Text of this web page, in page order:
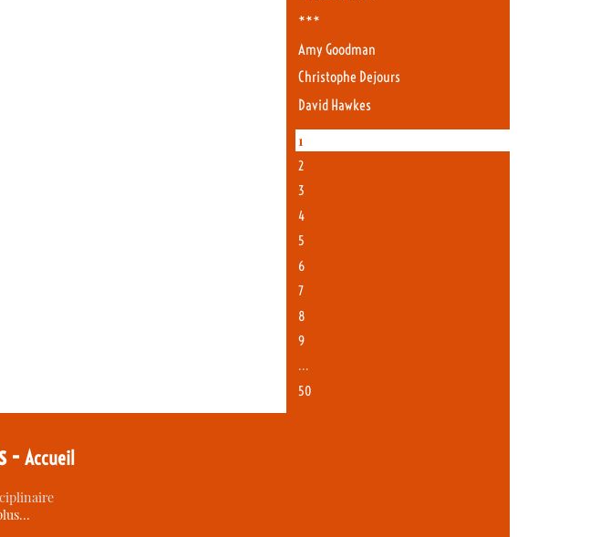
***
Amy Goodman
Christophe Dejours
David Hawkes
1
2
3
4
5
6
7
8
9
…
50
-Accueil